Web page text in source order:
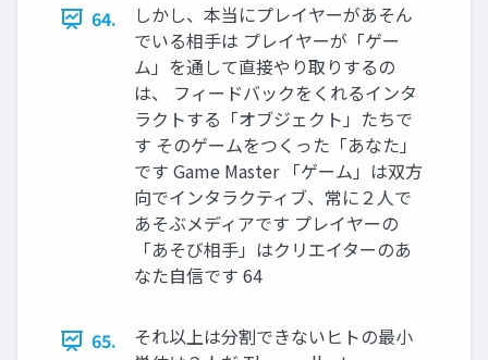
64.
しかし、本当にプレイヤーがあそん
でいる相手は プレイヤーが「ゲー
ム」を通して直接やり取りするの
は、 フィードバックをくれるインタ
ラクトする「オブジェクト」たちで
す そのゲームをつくった「あなた」
です Game Master 「ゲーム」は双方
向でインタラクティブ、常に２人で
あそぶメディアです プレイヤーの
「あそび相手」はクリエイターのあ
なた自信です 64
65.
それ以上は分割できないヒトの最小